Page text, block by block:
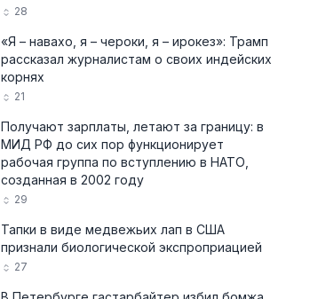
28
«Я – навахо, я – чероки, я – ирокез»: Трамп
рассказал журналистам о своих индейских
корнях
21
Получают зарплаты, летают за границу: в
МИД РФ до сих пор функционирует
рабочая группа по вступлению в НАТО,
созданная в 2002 году
29
Тапки в виде медвежьих лап в США
признали биологической экспроприацией
27